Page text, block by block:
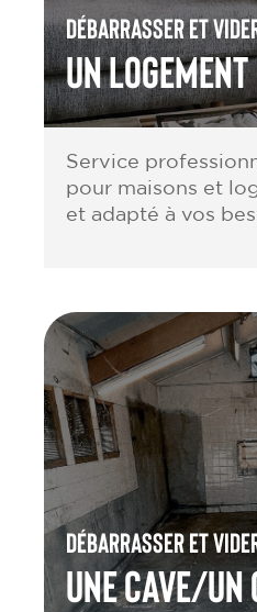
Débarrasser et
un Logement
Service
pour maisons et
et adapté à vos
Débarrasser et
une cave/